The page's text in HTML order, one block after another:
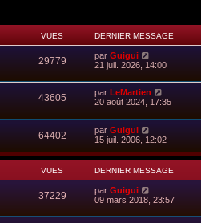
VUES DERNIER MESSAGE
29779 par Guigui
21 juil. 2026, 14:00
43605 par LeMartien
20 août 2024, 17:35
64402 par Guigui
15 juil. 2006, 12:02
VUES DERNIER MESSAGE
37229 par Guigui
09 mars 2018, 23:57